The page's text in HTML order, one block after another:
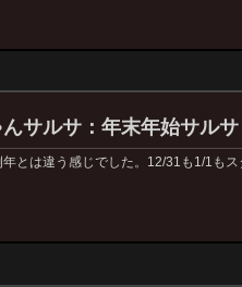
サルサ：年末年始サル
とは違う感じでした。12/31も1/1も